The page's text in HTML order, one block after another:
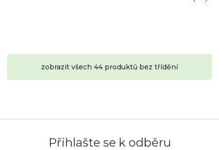
zobrazit všech 44 produktů bez třídění
Přihlašte se k odběru